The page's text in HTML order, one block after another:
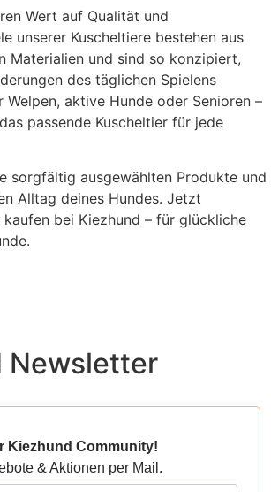
Wert auf Qualität und
unserer Kuscheltiere bestehen aus
Materialien und sind so konzipiert,
des täglichen Spielens
Welpen, aktive Hunde oder Senioren –
passende Kuscheltier für jede
sorgfältig ausgewählten Produkte und
Alltag deines Hundes. Jetzt
kaufen bei Kiezhund – für glückliche
Newsletter
Kiezhund Community!
& Aktionen per Mail.